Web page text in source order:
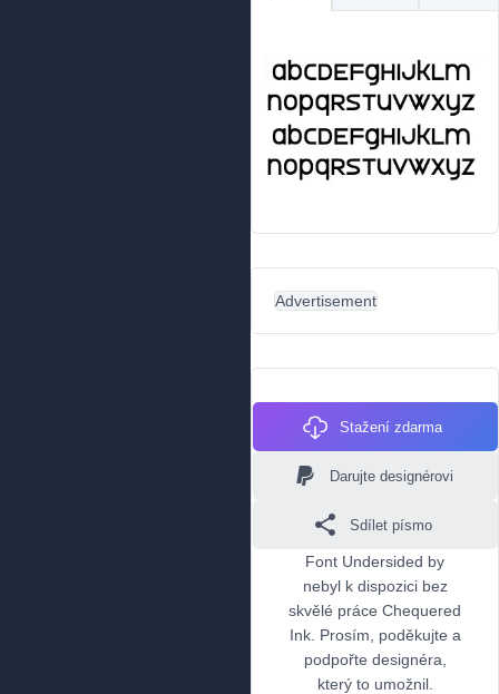
Advertisement
Stažení zdarma
Darujte designérovi
Sdílet písmo
Font Undersided by
nebyl k dispozici bez
skvělé práce Chequered
Ink. Prosím, poděkujte a
podpořte designéra,
který to umožnil.